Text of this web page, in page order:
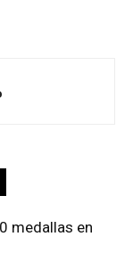
medallas en